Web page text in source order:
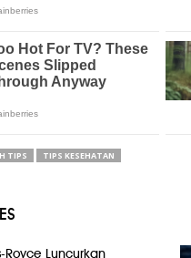
TIPS TIPS KESEHATAN
Royce Luncurkan